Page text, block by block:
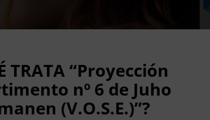
TRATA “Proyección
nº 6 de Juho
(V.O.S.E.)”?